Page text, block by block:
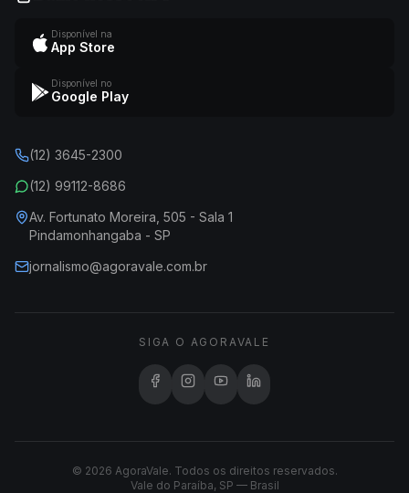
Disponível na
App Store
Disponível no
Google Play
(12) 3645-2300
(12) 99112-8686
Av. Fortunato Moreira, 505 - Sala 1
Pindamonhangaba - SP
jornalismo@agoravale.com.br
SIGA O AGORAVALE
© 2026 AgoraVale. Todos os direitos reservados.
Vale do Paraíba, SP — Brasil